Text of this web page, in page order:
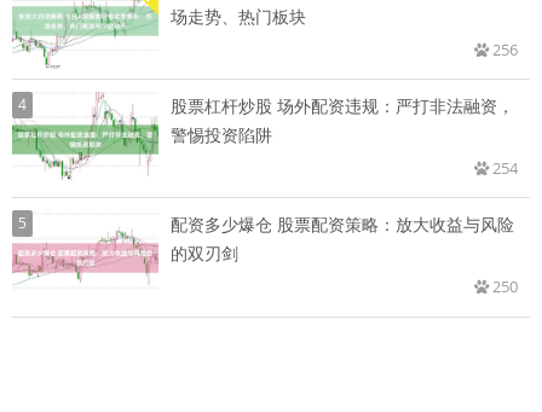
场走势、热门板块
256
4
股票杠杆炒股 场外配资违规：严打非法融资，
警惕投资陷阱
254
5
配资多少爆仓 股票配资策略：放大收益与风险
的双刃剑
250